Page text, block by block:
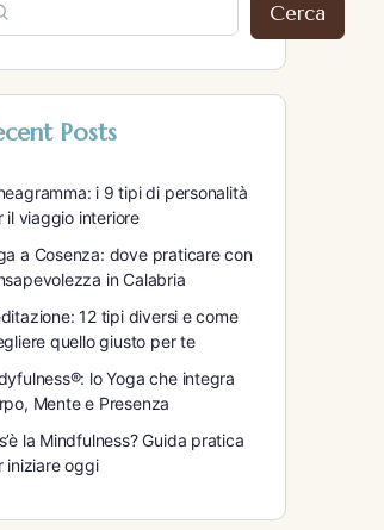
Cerca
Posts
i 9 tipi di personalità
il viaggio interiore
a Cosenza: dove praticare con
in Calabria
12 tipi diversi e come
quello giusto per te
lo Yoga che integra
Mente e Presenza
la Mindfulness? Guida pratica
iniziare oggi